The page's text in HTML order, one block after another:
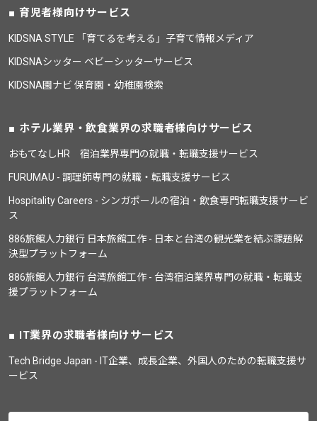
育児者様向けサービス
KIDSNA STYLE 「育てるを考える」子育て情報メディア
KIDSNAシッター ベビーシッターサービス
KIDSNA園ナビ 保育園・幼稚園検索
ホテル業界・飲食業界の求職者様向けサービス
おもてなしHR 宿泊業界専門の就職・転職支援サービス
FURUMAU - 調理師専門の就職・転職支援サービス
Hospitality Careers - シンガポールの宿泊・飲食専門転職支援サービ
ス
886旅館人力銀行 日本旅館工作 - 日本と台湾の観光業を結ぶ課題解
決型プラットフォーム
886旅館人力銀行 台湾旅館工作 - 台湾宿泊業界専門の就職・転職支
援プラットフォーム
IT業界の求職者様向けサービス
Tech Bridge Japan - IT企業、成長企業、外国人のための転職支援サ
ービス